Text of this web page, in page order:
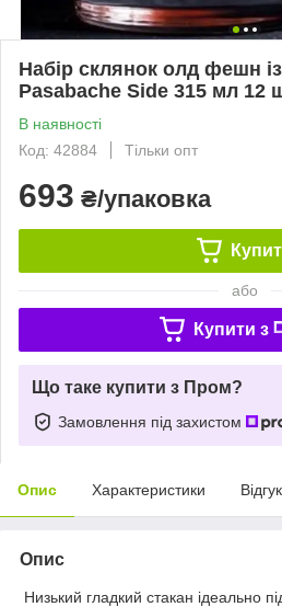
Набір склянок олд фешн
Pasabache Side 315 мл 12
В наявності
Код: 42884
Тільки опт
693 ₴/упаковка
або
Купити з
Що таке купити з Пром?
Замовлення під захистом
Опис Характеристики
Опис
Низький гладкий стакан ідеально